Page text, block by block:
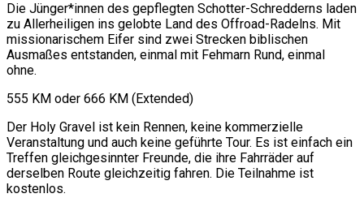
Die Jünger*innen des gepflegten Schotter-Schredderns laden
zu Allerheiligen ins gelobte Land des Offroad-Radelns. Mit
missionarischem Eifer sind zwei Strecken biblischen
Ausmaßes entstanden, einmal mit Fehmarn Rund, einmal
ohne.
555 KM oder 666 KM (Extended)
Der Holy Gravel ist kein Rennen, keine kommerzielle
Veranstaltung und auch keine geführte Tour. Es ist einfach ein
Treffen gleichgesinnter Freunde, die ihre Fahrräder auf
derselben Route gleichzeitig fahren. Die Teilnahme ist
kostenlos.